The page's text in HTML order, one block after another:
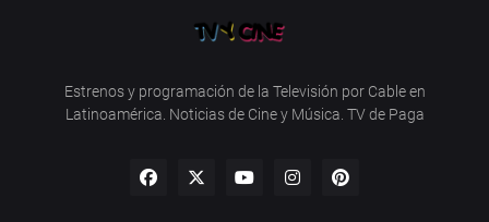
Estrenos y programación de la Televisión por Cable en
Latinoamérica. Noticias de Cine y Música. TV de Paga